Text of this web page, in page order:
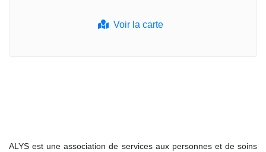
Voir la carte
ALYS est une association de services aux personnes et de soins